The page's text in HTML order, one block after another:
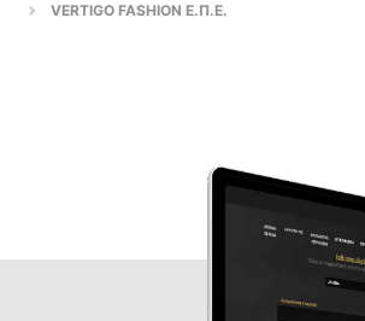
VERTIGO FASHION Ε.Π.Ε.